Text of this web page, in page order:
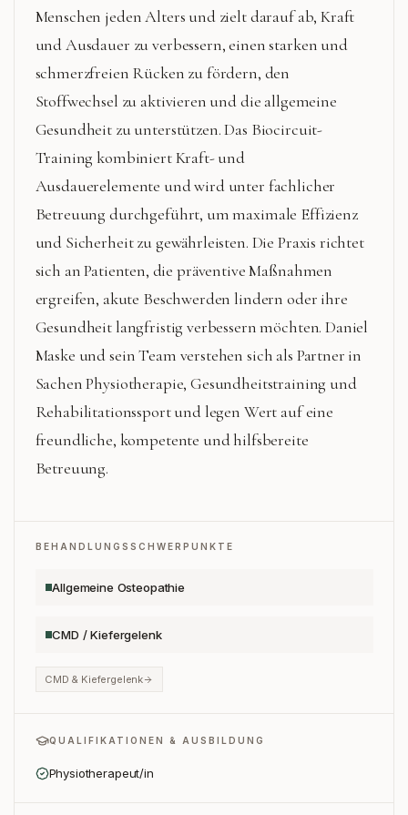
Menschen jeden Alters und zielt darauf ab, Kraft
und Ausdauer zu verbessern, einen starken und
schmerzfreien Rücken zu fördern, den
Stoffwechsel zu aktivieren und die allgemeine
Gesundheit zu unterstützen. Das Biocircuit-
Training kombiniert Kraft- und
Ausdauerelemente und wird unter fachlicher
Betreuung durchgeführt, um maximale Effizienz
und Sicherheit zu gewährleisten. Die Praxis richtet
sich an Patienten, die präventive Maßnahmen
ergreifen, akute Beschwerden lindern oder ihre
Gesundheit langfristig verbessern möchten. Daniel
Maske und sein Team verstehen sich als Partner in
Sachen Physiotherapie, Gesundheitstraining und
Rehabilitationssport und legen Wert auf eine
freundliche, kompetente und hilfsbereite
Betreuung.
BEHANDLUNGSSCHWERPUNKTE
Allgemeine Osteopathie
CMD / Kiefergelenk
CMD & Kiefergelenk
QUALIFIKATIONEN & AUSBILDUNG
Physiotherapeut/in